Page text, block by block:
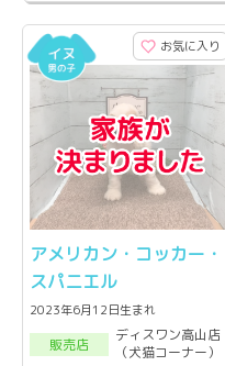
お気に入り
アメリカン・コッカー・
スパニエル
2023年6月12日生まれ
販売店
ディスワン高山店
（犬猫コーナー）